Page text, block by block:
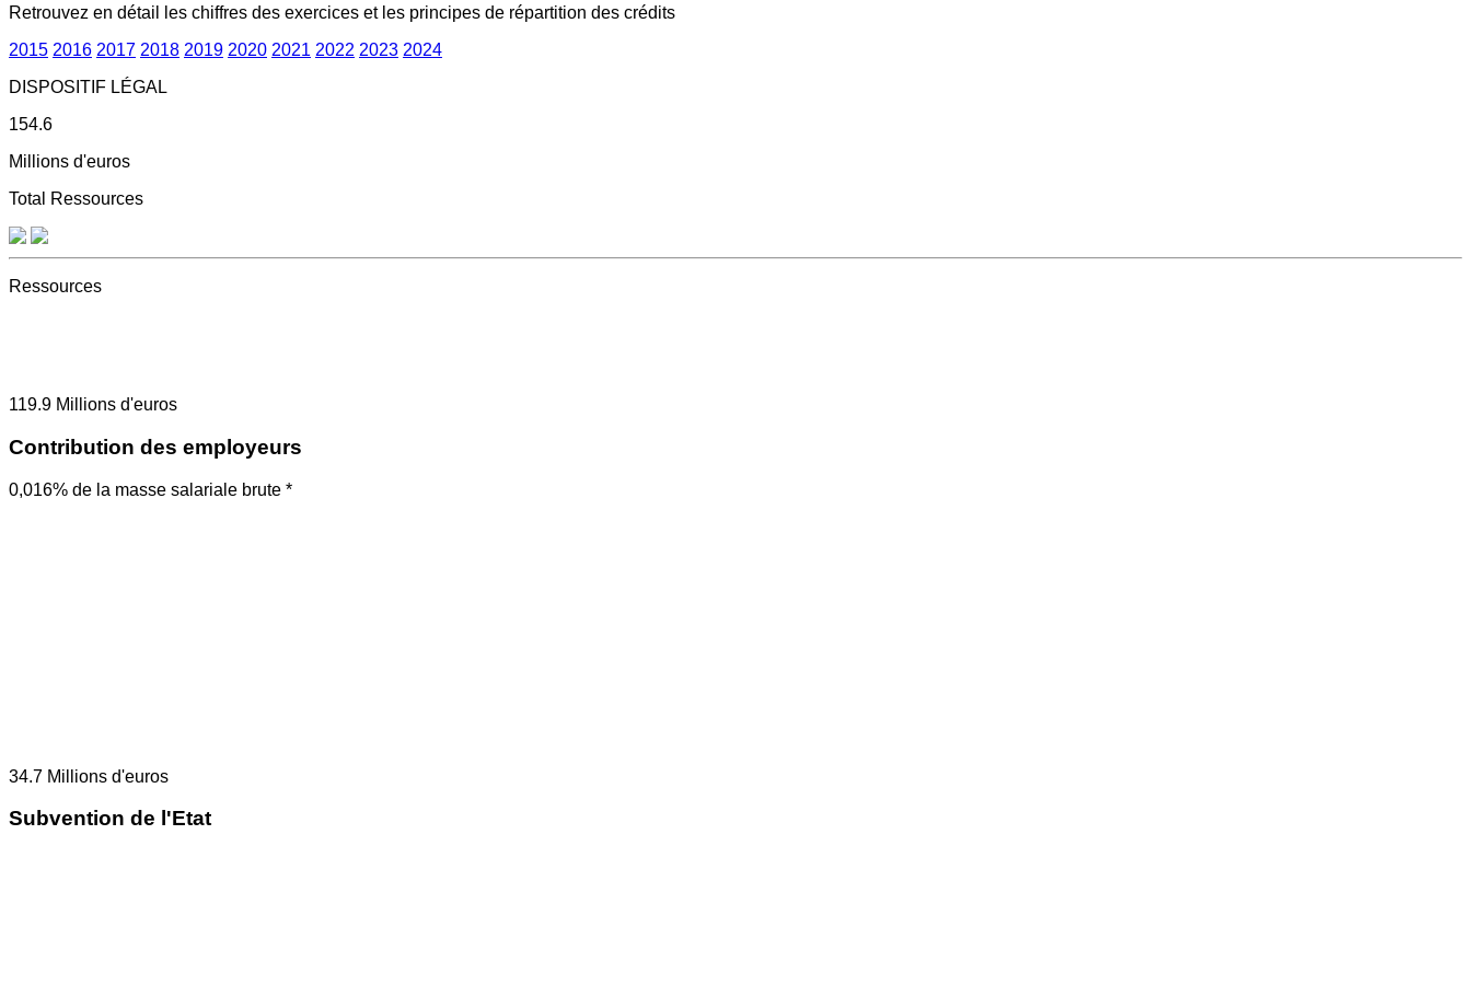
Retrouvez en détail les chiffres des exercices et les principes de répartition des crédits
2015 2016 2017 2018 2019 2020 2021 2022 2023 2024
DISPOSITIF LÉGAL
154.6
Millions d'euros
Total Ressources
Ressources
119.9 Millions d'euros
Contribution des employeurs
0,016% de la masse salariale brute *
34.7 Millions d'euros
Subvention de l'Etat